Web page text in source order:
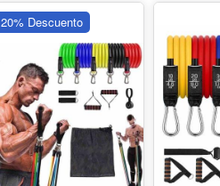
20% Descuento